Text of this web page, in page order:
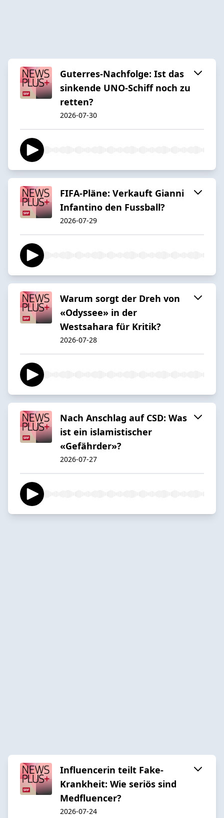
Guterres-Nachfolge: Ist das
sinkende UNO-Schiff noch zu
retten?
2026-07-30
FIFA-Pläne: Verkauft Gianni
Infantino den Fussball?
2026-07-29
Warum sorgt der Dreh von
«Odyssee» in der
Westsahara für Kritik?
2026-07-28
Nach Anschlag auf CSD: Was
ist ein islamistischer
«Gefährder»?
2026-07-27
Influencerin teilt Fake-
Krankheit: Wie seriös sind
Medfluencer?
2026-07-24